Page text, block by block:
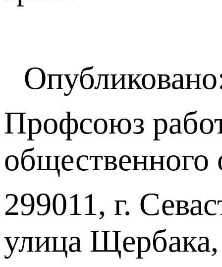
Профсоюз
299011, г.
улица